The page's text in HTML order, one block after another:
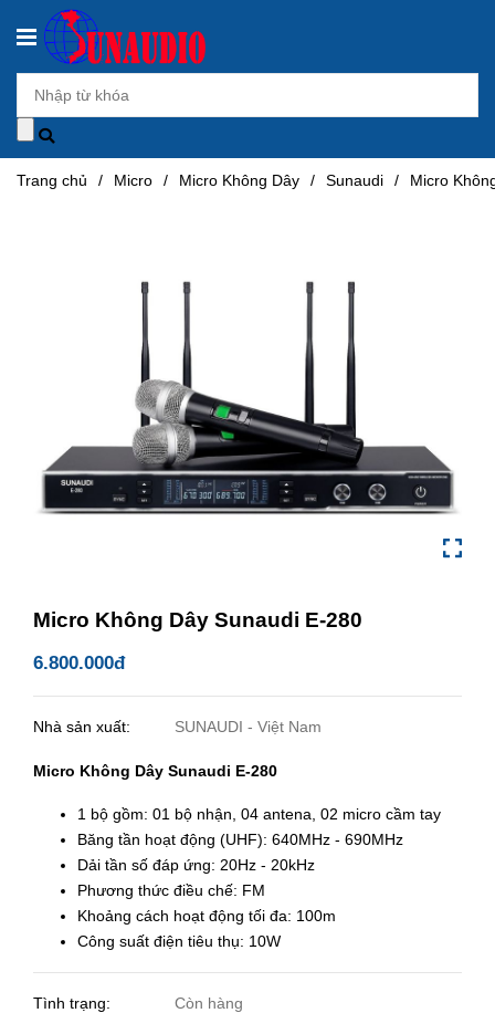
Trang chủ / Micro / Micro Không Dây / Sunaudi / Micro
Micro Không Dây Sunaudi E-280
6.800.000đ
Nhà sản xuất: SUNAUDI - Việt Nam
Micro Không Dây Sunaudi E-280
1 bộ gồm: 01 bộ nhận, 04 antena, 02 micro cầm tay
Băng tần hoạt động (UHF): 640MHz - 690MHz
Dải tần số đáp ứng: 20Hz - 20kHz
Phương thức điều chế: FM
Khoảng cách hoạt động tối đa: 100m
Công suất điện tiêu thụ: 10W
Tình trạng: Còn hàng